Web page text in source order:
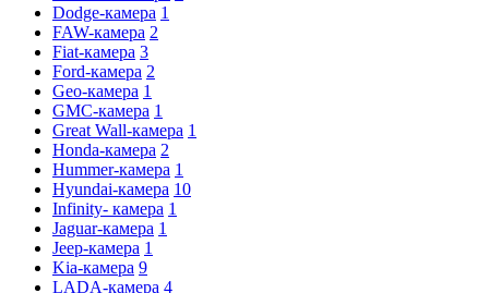
Dodge-камера 1
FAW-камера 2
Fiat-камера 3
Ford-камера 2
Geo-камера 1
GMC-камера 1
Great Wall-камера 1
Honda-камера 2
Hummer-камера 1
Hyundai-камера 10
Infinity- камера 1
Jaguar-камера 1
Jeep-камера 1
Kia-камера 9
LADA-камера 4